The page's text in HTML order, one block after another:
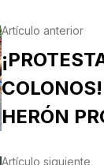
Artículo anterior
HERÓN
Artículo siguiente